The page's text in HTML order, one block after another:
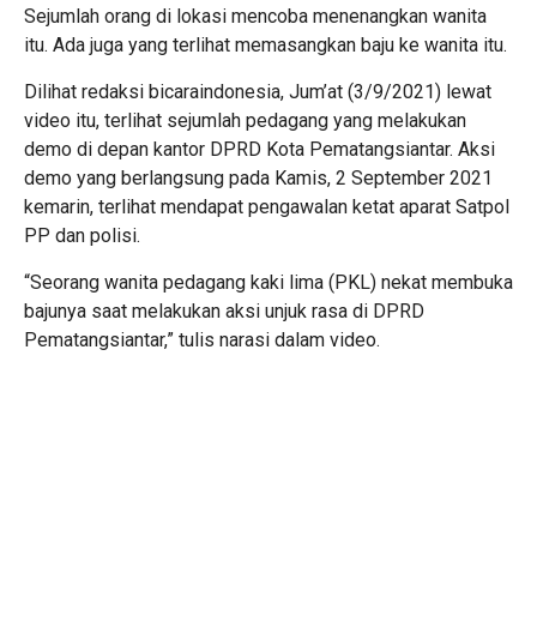
Sejumlah orang di lokasi mencoba menenangkan wanita
itu. Ada juga yang terlihat memasangkan baju ke wanita itu.
Dilihat redaksi bicaraindonesia, Jum’at (3/9/2021) lewat
video itu, terlihat sejumlah pedagang yang melakukan
demo di depan kantor DPRD Kota Pematangsiantar. Aksi
demo yang berlangsung pada Kamis, 2 September 2021
kemarin, terlihat mendapat pengawalan ketat aparat Satpol
PP dan polisi.
“Seorang wanita pedagang kaki lima (PKL) nekat membuka
bajunya saat melakukan aksi unjuk rasa di DPRD
Pematangsiantar,” tulis narasi dalam video.